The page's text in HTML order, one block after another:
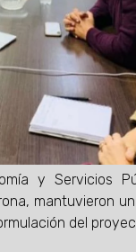
y Servicios
mantuvieron
del